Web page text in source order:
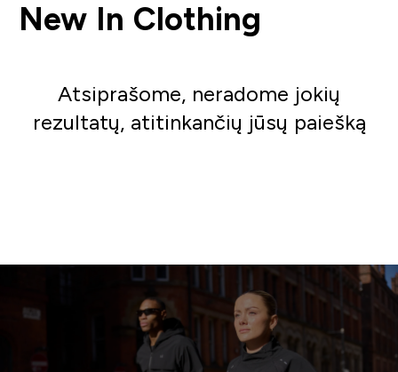
New In Clothing
Atsiprašome, neradome jokių
rezultatų, atitinkančių jūsų paiešką